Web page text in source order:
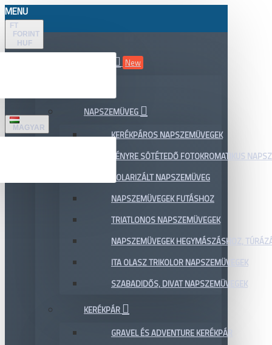
MENU
FT
FORINT
HUF
MAGYAR
New
NAPSZEMÜVEG
KERÉKPÁROS NAPSZEMÜVEGEK
FÉNYRE SÖTÉTEDŐ FOTOKROMATIKUS
POLARIZÁLT NAPSZEMÜVEG
NAPSZEMÜVEGEK FUTÁSHOZ
TRIATLONOS NAPSZEMÜVEGEK
NAPSZEMÜVEGEK HEGYMÁSZÁSHOZ,
ITA OLASZ TRIKOLOR NAPSZEMÜVEGEK
SZABADIDŐS, DIVAT NAPSZEMÜVEGEK
KERÉKPÁR
GRAVEL ÉS ADVENTURE KERÉKPÁR